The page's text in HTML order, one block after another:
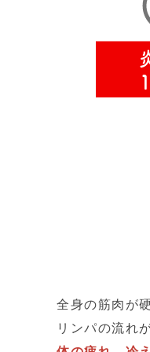
全身の筋肉が
リンパの流れ